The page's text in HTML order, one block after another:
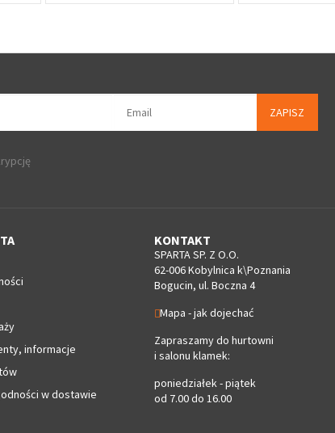
ZAPISZ
informacje
w dostawie
KONTAKT
SPARTA SP. Z O.O.
62-006 Kobylnica k\Poznania
Bogucin, ul. Boczna 4
Mapa - jak dojechać
Zapraszamy do hurtowni
i salonu klamek:
poniedziałek - piątek
od 7.00 do 16.00